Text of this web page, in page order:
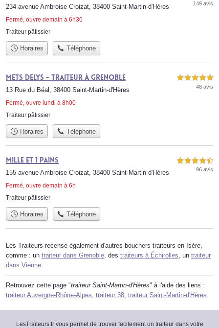
234 avenue Ambroise Croizat, 38400 Saint-Martin-d'Hères
Fermé, ouvre demain à 6h30
149 avis
Traiteur pâtissier
Horaires Téléphone
METS DELYS - Traiteur à Grenoble
13 Rue du Béal, 38400 Saint-Martin-d'Hères
Fermé, ouvre lundi à 8h00
5,0 étoiles sur 5
48 avis
Traiteur pâtissier
Horaires Téléphone
Mille et 1 Pains
155 avenue Ambroise Croizat, 38400 Saint-Martin-d'Hères
Fermé, ouvre demain à 6h
4,5 étoiles sur 5
96 avis
Traiteur pâtissier
Horaires Téléphone
Les Traiteurs recense également d'autres bouchers traiteurs en Isère,
comme : un traiteur dans Grenoble, des traiteurs à Échirolles, un traiteur
dans Vienne.
Retrouvez cette page "traiteur Saint-Martin-d'Hères" à l'aide des liens :
traiteur Auvergne-Rhône-Alpes, traiteur 38, traiteur Saint-Martin-d'Hères.
LesTraiteurs.fr vous permet de trouver facilement un traiteur dans votre